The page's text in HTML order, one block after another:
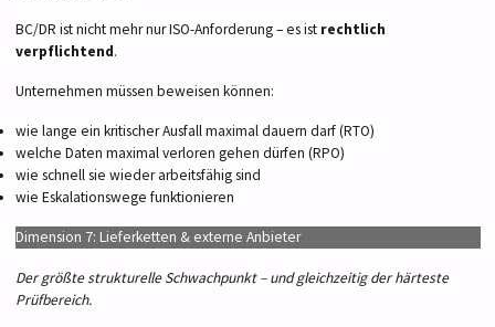
BC/DR ist nicht mehr nur ISO-Anforderung – es ist rechtlich
verpflichtend.
Unternehmen müssen beweisen können:
wie lange ein kritischer Ausfall maximal dauern darf (RTO)
welche Daten maximal verloren gehen dürfen (RPO)
wie schnell sie wieder arbeitsfähig sind
wie Eskalationswege funktionieren
Dimension 7: Lieferketten & externe Anbieter
Der größte strukturelle Schwachpunkt – und gleichzeitig der härteste
Prüfbereich.